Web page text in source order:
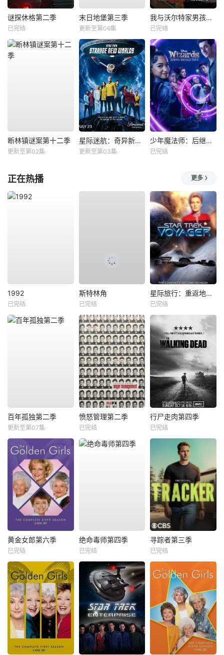
谜探休格第二季
已完结
末日地堡第三季
更新至第06集
我与沃尔特家男孩的生活第三季
已完结
断林镇谜案第十二季
更新至第02集
星际迷航：奇异新世界第四季
更新至第03集
少年魔法师：后继者第三季
已完结
正在热播 更多
1992
已完结
斯特林角
已完结
星际旅行：重返地球第二季
已完结
百年孤独第二季
更新至第07集
愤怒管理第二季
已完结
行尸走肉第四季
已完结
黄金女郎第六季
已完结
绝命毒师第四季
已完结
寻踪者第三季
已完结